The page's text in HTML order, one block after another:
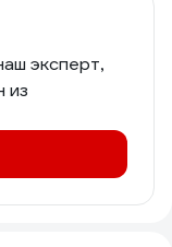
эксперт,
из